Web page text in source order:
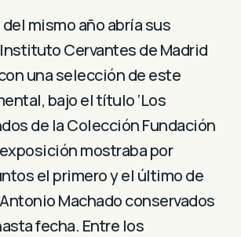
mismo año abría sus
Cervantes de Madrid
una selección de este
bajo el título ‘Los
de la Colección Fundación
exposición mostraba por
el primero y el último de
Machado conservados
fecha. Entre los